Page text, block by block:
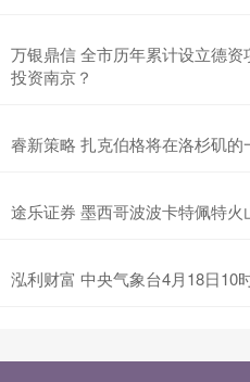
万银鼎信 全市历年累计设立德
投资南京？
睿新策略 扎克伯格将在洛杉矶
途乐证券 墨西哥波波卡特佩特火
泓利财富 中央气象台4月18日10